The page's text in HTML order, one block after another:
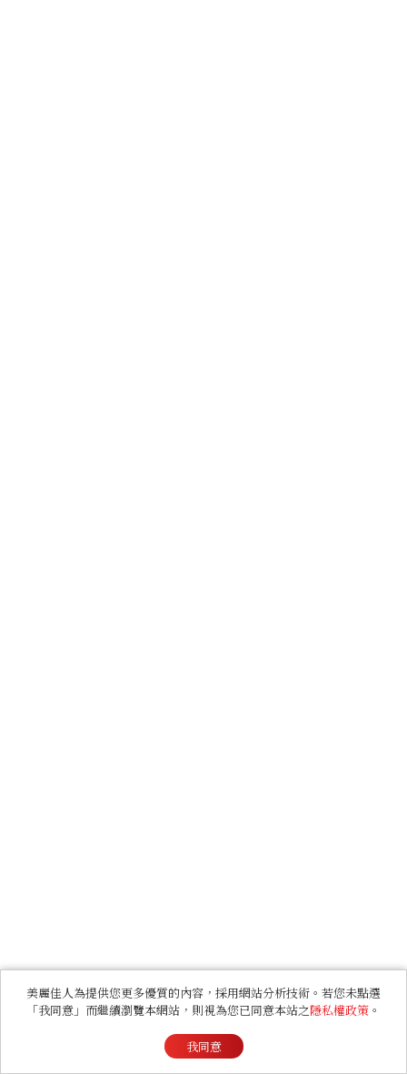
美麗佳人為提供您更多優質的內容，採用網站分析技術。若您未點選
「我同意」而繼續瀏覽本網站，則視為您已同意本站之隱私權政策 。
我同意